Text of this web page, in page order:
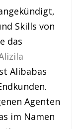
Skills von
das
Alibabas
Agenten
im Namen